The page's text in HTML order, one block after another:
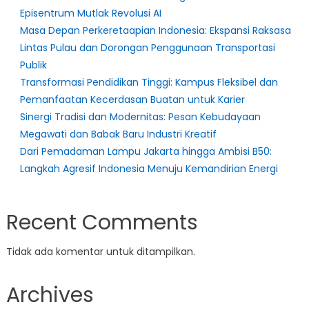
Episentrum Mutlak Revolusi AI
Masa Depan Perkeretaapian Indonesia: Ekspansi Raksasa
Lintas Pulau dan Dorongan Penggunaan Transportasi
Publik
Transformasi Pendidikan Tinggi: Kampus Fleksibel dan
Pemanfaatan Kecerdasan Buatan untuk Karier
Sinergi Tradisi dan Modernitas: Pesan Kebudayaan
Megawati dan Babak Baru Industri Kreatif
Dari Pemadaman Lampu Jakarta hingga Ambisi B50:
Langkah Agresif Indonesia Menuju Kemandirian Energi
Recent Comments
Tidak ada komentar untuk ditampilkan.
Archives